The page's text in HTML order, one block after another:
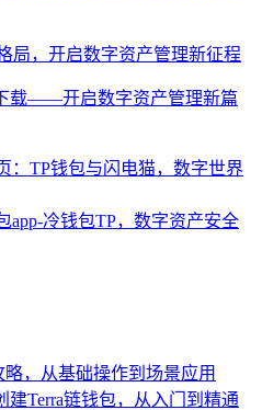
局，开启数字资产管理新征程
载——开启数字资产管理新篇
：TP钱包与闪电猫，数字世界
app-冷钱包TP，数字资产安全
，从基础操作到场景应用
建Terra链钱包，从入门到精通